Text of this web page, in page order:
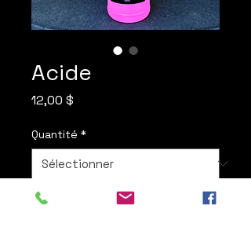
Acide
12,00 $
Quantité *
Quantité